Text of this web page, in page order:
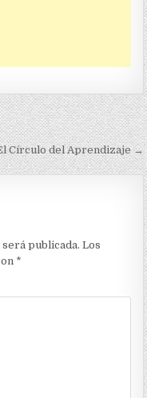
Círculo del Aprendizaje →
publicada. Los
*